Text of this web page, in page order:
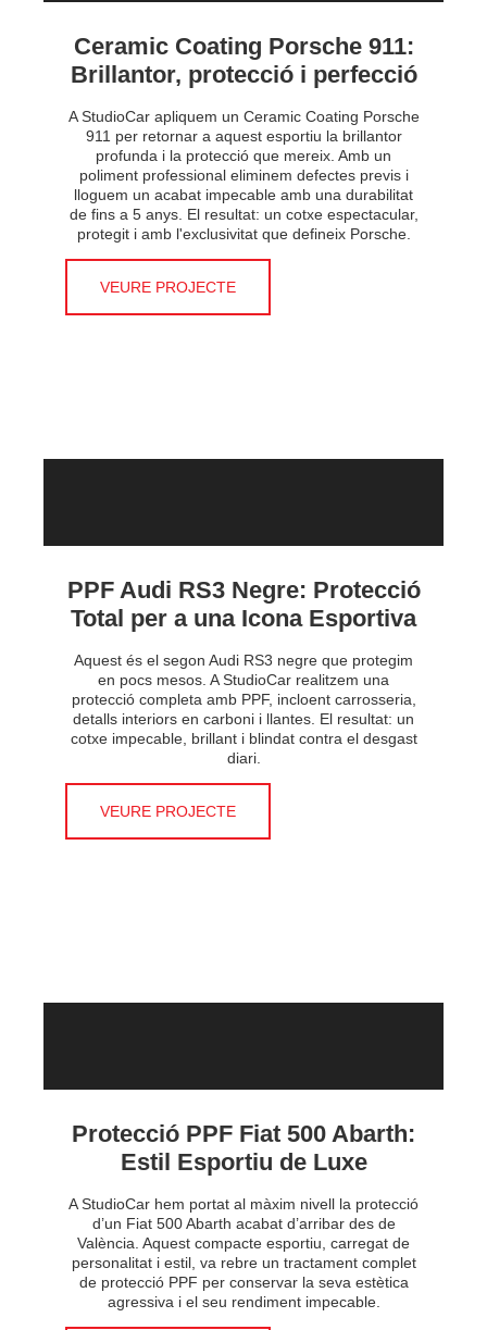
Ceramic Coating Porsche 911:
Brillantor, protecció i perfecció
A StudioCar apliquem un Ceramic Coating Porsche
911 per retornar a aquest esportiu la brillantor
profunda i la protecció que mereix. Amb un
poliment professional eliminem defectes previs i
lloguem un acabat impecable amb una durabilitat
de fins a 5 anys. El resultat: un cotxe espectacular,
protegit i amb l'exclusivitat que defineix Porsche.
VEURE PROJECTE
PPF Audi RS3 Negre: Protecció
Total per a una Icona Esportiva
Aquest és el segon Audi RS3 negre que protegim
en pocs mesos. A StudioCar realitzem una
protecció completa amb PPF, incloent carrosseria,
detalls interiors en carboni i llantes. El resultat: un
cotxe impecable, brillant i blindat contra el desgast
diari.
VEURE PROJECTE
Protecció PPF Fiat 500 Abarth:
Estil Esportiu de Luxe
A StudioCar hem portat al màxim nivell la protecció
d’un Fiat 500 Abarth acabat d’arribar des de
València. Aquest compacte esportiu, carregat de
personalitat i estil, va rebre un tractament complet
de protecció PPF per conservar la seva estètica
agressiva i el seu rendiment impecable.